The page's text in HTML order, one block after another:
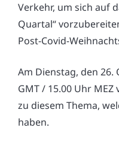
Verkehr, um sich auf
Quartal“
Post-Covid-
Am Dienstag, den 26.
GMT / 15.00 Uhr
zu diesem Thema,
haben.